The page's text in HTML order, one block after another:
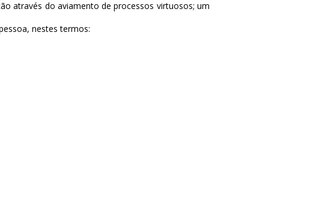
através do aviamento de processos virtuosos; um
nestes termos: